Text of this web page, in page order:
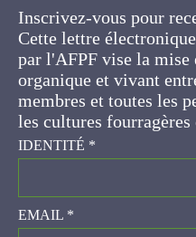
Cette lettre
gratuitement par
d'un lien organique et
ses membres et
concernées par les
prairies.
IDENTITÉ*
EMAIL*